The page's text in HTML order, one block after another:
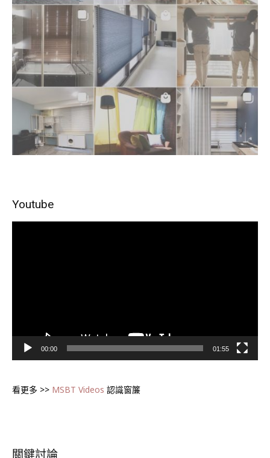
Youtube
00:00 01:55
看更多 >> MSBT Videos 認識窗簾
關鍵討論